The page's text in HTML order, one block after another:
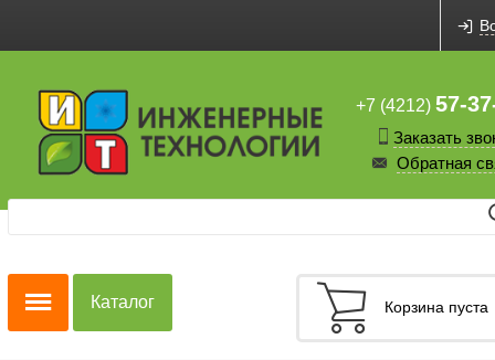
+7 (4212) 57-
Заказать
Обратная
Корзина пуста
Каталог